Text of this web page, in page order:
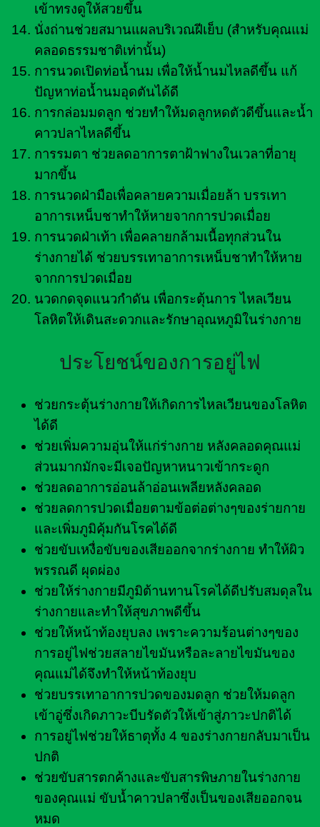
เข้าทรงดูให้สวยขึ้น
นั่งถ่านช่วยสมานแผลบริเวณฝีเย็บ (สำหรับคุณแม่
คลอดธรรมชาติเท่านั้น)
การนวดเปิดท่อน้ำนม เพื่อให้น้ำนมไหลดีขึ้น แก้
ปัญหาท่อน้ำนมอุดตันได้ดี
การกล่อมมดลูก ช่วยทำให้มดลูกหดตัวดีขึ้นและน้ำ
คาวปลาไหลดีขึ้น
การรมตา ช่วยลดอาการตาฝ้าฟางในเวลาที่อายุ
มากขึ้น
การนวดฝ่ามือเพื่อคลายความเมื่อยล้า บรรเทา
อาการเหน็บชาทำให้หายจากการปวดเมื่อย
การนวดฝ่าเท้า เพื่อคลายกล้ามเนื้อทุกส่วนใน
ร่างกายได้ ช่วยบรรเทาอาการเหน็บชาทำให้หาย
จากการปวดเมื่อย
นวดกดจุดแนวกำดัน เพื่อกระตุ้นการ ไหลเวียน
โลหิตให้เดินสะดวกและรักษาอุณหภูมิในร่างกาย
ประโยชน์ของการอยู่ไฟ
ช่วยกระตุ้นร่างกายให้เกิดการไหลเวียนของโลหิต
ได้ดี
ช่วยเพิ่มความอุ่นให้แก่ร่างกาย หลังคลอดคุณแม่
ส่วนมากมักจะมีเจอปัญหาหนาวเข้ากระดูก
ช่วยลดอาการอ่อนล้าอ่อนเพลียหลังคลอด
ช่วยลดการปวดเมื่อยตามข้อต่อต่างๆของร่ายกาย
และเพิ่มภูมิคุ้มกันโรคได้ดี
ช่วยขับเหงื่อขับของเสียออกจากร่างกาย ทำให้ผิว
พรรณดี ผุดผ่อง
ช่วยให้ร่างกายมีภูมิต้านทานโรคได้ดีปรับสมดุลใน
ร่างกายและทำให้สุขภาพดีขึ้น
ช่วยให้หน้าท้องยุบลง เพราะความร้อนต่างๆของ
การอยู่ไฟช่วยสลายไขมันหรือละลายไขมันของ
คุณแม่ได้จึงทำให้หน้าท้องยุบ
ช่วยบรรเทาอาการปวดของมดลูก ช่วยให้มดลูก
เข้าอู่ซึ่งเกิดภาวะบีบรัดตัวให้เข้าสู่ภาวะปกติได้
การอยู่ไฟช่วยให้ธาตุทั้ง 4 ของร่างกายกลับมาเป็น
ปกติ
ช่วยขับสารตกค้างและขับสารพิษภายในร่างกาย
ของคุณแม่ ขับน้ำคาวปลาซึ่งเป็นของเสียออกจน
หมด